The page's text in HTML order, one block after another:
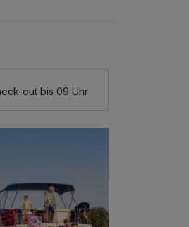
out bis 09 Uhr